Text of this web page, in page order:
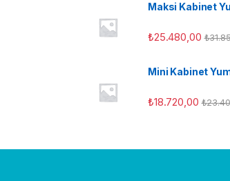
Maksi Kabinet
₺25.480,00 ₺
Mini Kabinet
₺18.720,00 ₺